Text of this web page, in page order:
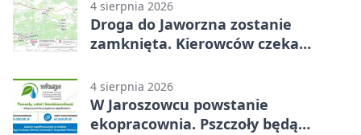
4 sierpnia 2026
Droga do Jaworzna zostanie
zamknięta. Kierowców czeka
4 sierpnia 2026
W Jaroszowcu powstanie
ekopracownia. Pszczoły będą